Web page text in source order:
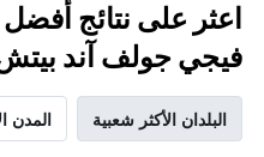
اعثر على نتائج
فيجي جولف آند
البلدان الأكثر شعبية المدن